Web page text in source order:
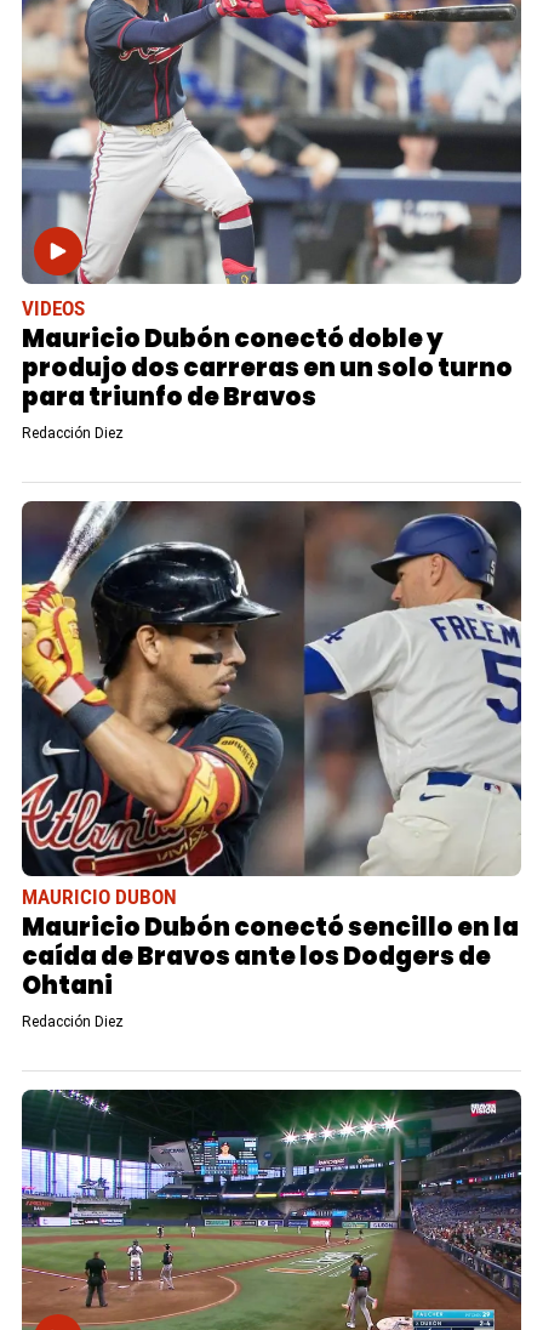
VIDEOS
Mauricio Dubón conectó doble y
produjo dos carreras en un solo turno
para triunfo de Bravos
Redacción Diez
MAURICIO DUBON
Mauricio Dubón conectó sencillo en la
caída de Bravos ante los Dodgers de
Ohtani
Redacción Diez